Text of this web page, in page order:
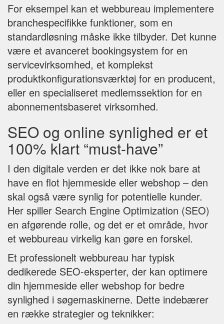
For eksempel kan et webbureau implementere
branchespecifikke funktioner, som en
standardløsning måske ikke tilbyder. Det kunne
være et avanceret bookingsystem for en
servicevirksomhed, et komplekst
produktkonfigurationsværktøj for en producent,
eller en specialiseret medlemssektion for en
abonnementsbaseret virksomhed.
SEO og online synlighed er et
100% klart “must-have”
I den digitale verden er det ikke nok bare at
have en flot hjemmeside eller webshop – den
skal også være synlig for potentielle kunder.
Her spiller Search Engine Optimization (SEO)
en afgørende rolle, og det er et område, hvor
et webbureau virkelig kan gøre en forskel.
Et professionelt webbureau har typisk
dedikerede SEO-eksperter, der kan optimere
din hjemmeside eller webshop for bedre
synlighed i søgemaskinerne. Dette indebærer
en række strategier og teknikker: